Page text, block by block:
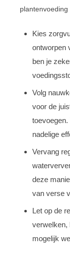
plantenvoeding
Kies
ontworpen
ben je
Volg
voor de
toevoegen.
nadelige
Vervang
deze
van verse
Let op de
verwelken,
mogelijk